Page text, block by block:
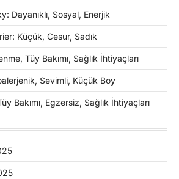
Dayanıklı, Sosyal, Enerjik
Küçük, Cesur, Sadık
Tüy Bakımı, Sağlık İhtiyaçları
Sevimli, Küçük Boy
Bakımı, Egzersiz, Sağlık İhtiyaçları